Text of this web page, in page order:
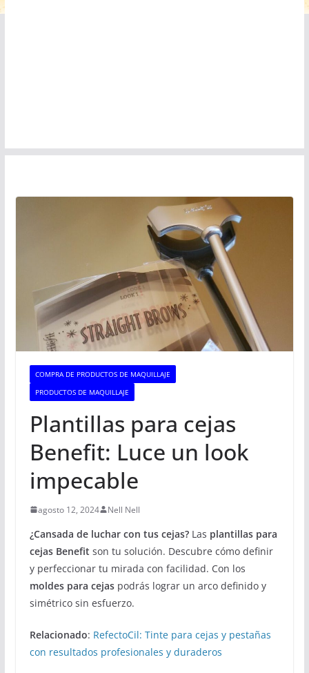
COMPRA DE PRODUCTOS DE MAQUILLAJE
PRODUCTOS DE MAQUILLAJE
Plantillas para cejas
Benefit: Luce un look
impecable
agosto 12, 2024 Nell Nell
¿Cansada de luchar con tus cejas?Las plantillas para
cejas Benefit son tu solución. Descubre cómo definir
y perfeccionar tu mirada con facilidad. Con los
moldes para cejaspodrás lograr un arco definido y
simétrico sin esfuerzo.
Relacionado: RefectoCil: Tinte para cejas y pestañas
con resultados profesionales y duraderos